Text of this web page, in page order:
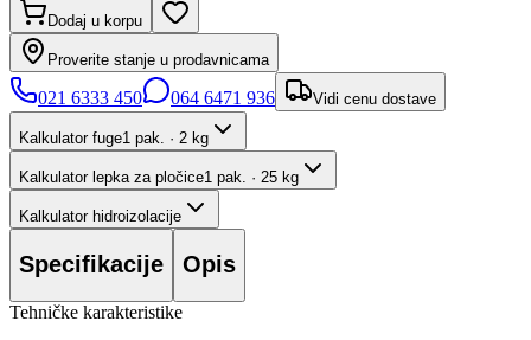
Dodaj u korpu
Proverite stanje u prodavnicama
021 6333 450 064 6471 936 Vidi cenu dostave
Kalkulator fuge1 pak. · 2 kg
Kalkulator lepka za pločice1 pak. · 25 kg
Kalkulator hidroizolacije
Specifikacije Opis
Tehničke karakteristike